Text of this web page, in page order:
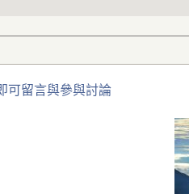
可留言與參與討論